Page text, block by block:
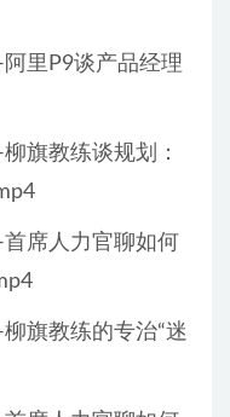
里P9谈产品经理
旗教练谈规划：
首席人力官聊如何
旗教练的专治“迷